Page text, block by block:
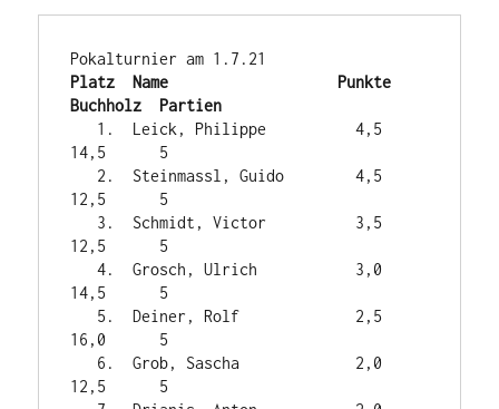
Platz  Name                   Punkte
Buchholz  Partien
14,5      5
12,5      5
12,5      5
   4.  Grosch, Ulrich           3,0
14,5      5
16,0      5
12,5      5